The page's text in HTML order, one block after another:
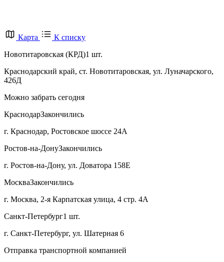
Карта
К списку
Новотитаровская (КРД)1 шт.
Краснодарский край, ст. Новотитаровская, ул. Луначарского,
426Д
Можно забрать сегодня
КраснодарЗакончились
г. Краснодар, Ростовское шоссе 24А
Ростов-на-ДонуЗакончились
г. Ростов-на-Дону, ул. Доватора 158Е
МоскваЗакончились
г. Москва, 2-я Карпатская улица, 4 стр. 4А
Санкт-Петербург1 шт.
г. Санкт-Петербург, ул. Шатерная 6
Отправка транспортной компанией